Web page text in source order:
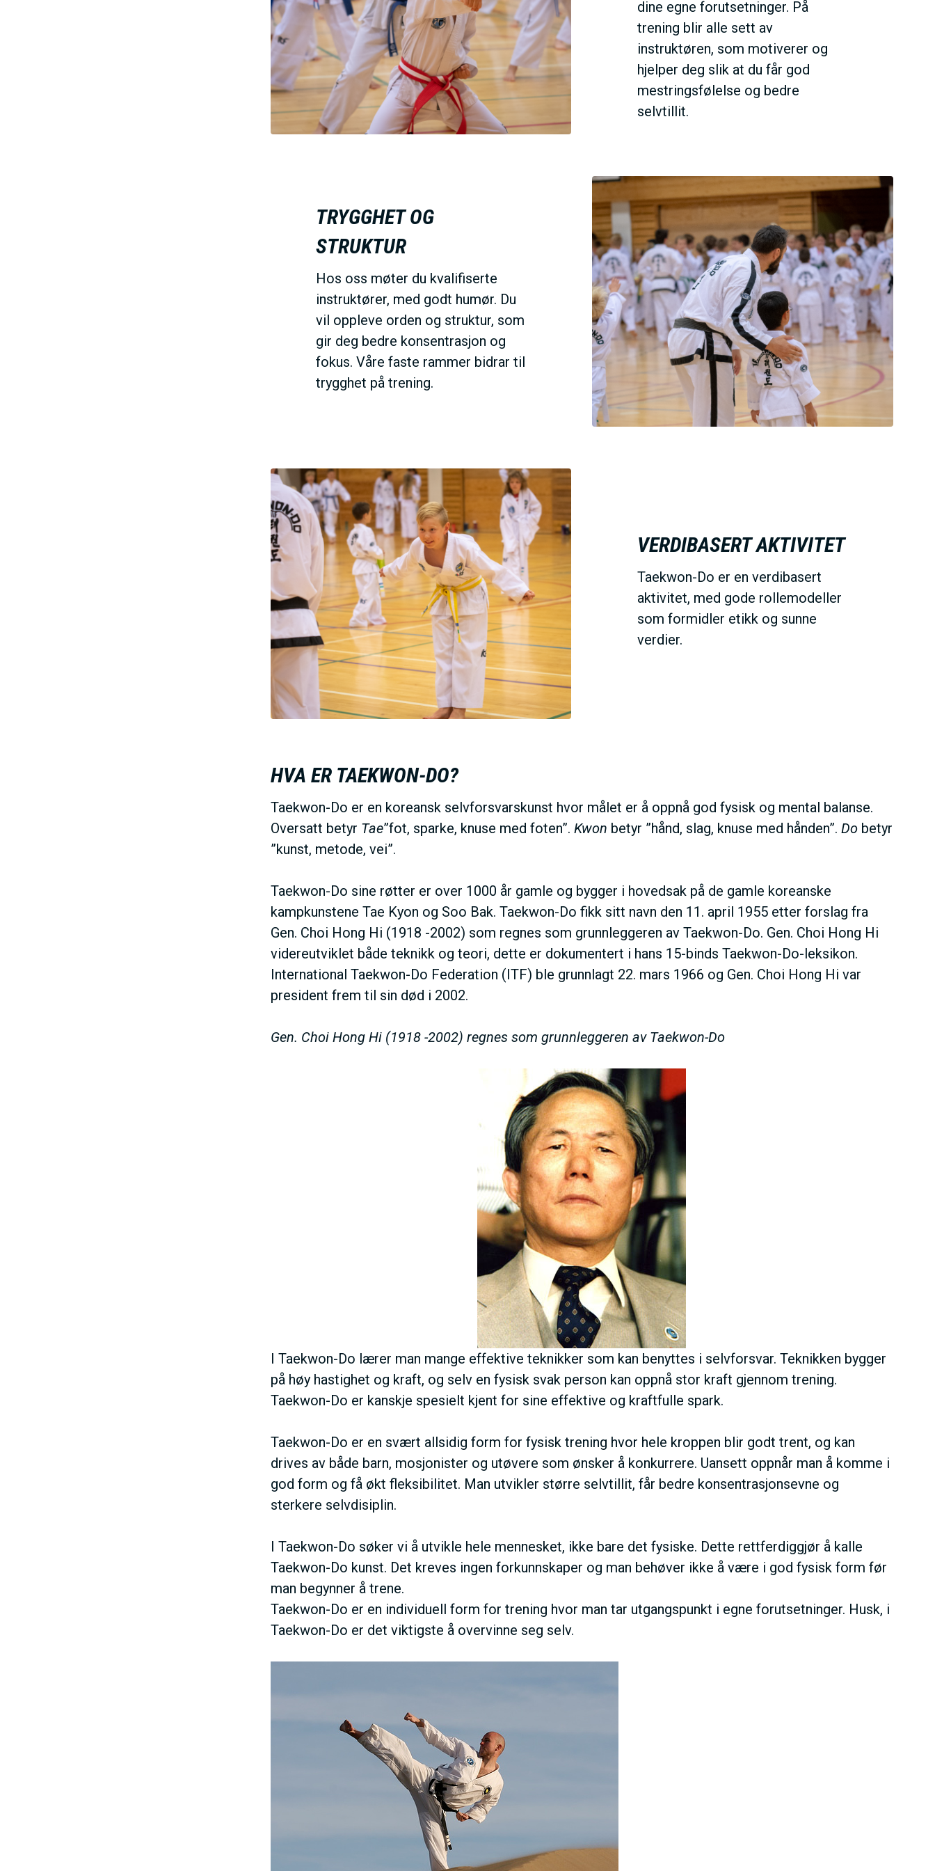
V
E
D
M
A
I
N
M
U
dine egne forutsetninger. På
trening blir alle sett av
instruktøren, som motiverer og
hjelper deg slik at du får god
mestringsfølelse og bedre
selvtillit.
TRYGGHET OG
STRUKTUR
Hos oss møter du kvalifiserte
instruktører, med godt humør. Du
vil oppleve orden og struktur, som
gir deg bedre konsentrasjon og
fokus. Våre faste rammer bidrar til
trygghet på trening.
VERDIBASERT AKTIVITET
Taekwon-Do er en verdibasert
aktivitet, med gode rollemodeller
som formidler etikk og sunne
verdier.
HVA ER TAEKWON-DO?
Taekwon-Do er en koreansk selvforsvarskunst hvor målet er å oppnå god fysisk og mental balanse.
Oversatt betyr Tae”fot, sparke, knuse med foten”. Kwon betyr ”hånd, slag, knuse med hånden”. Dobetyr
”kunst, metode, vei”.
Taekwon-Do sine røtter er over 1000 år gamle og bygger i hovedsak på de gamle koreanske
kampkunstene Tae Kyon og Soo Bak. Taekwon-Do fikk sitt navn den 11. april 1955 etter forslag fra
Gen. Choi Hong Hi (1918 -2002) som regnes som grunnleggeren av Taekwon-Do. Gen. Choi Hong Hi
videreutviklet både teknikk og teori, dette er dokumentert i hans 15-binds Taekwon-Do-leksikon.
International Taekwon-Do Federation (ITF) ble grunnlagt 22. mars 1966 og Gen. Choi Hong Hi var
president frem til sin død i 2002.
Gen. Choi Hong Hi (1918 -2002) regnes som grunnleggeren av Taekwon-Do
I Taekwon-Do lærer man mange effektive teknikker som kan benyttes i selvforsvar. Teknikken bygger
på høy hastighet og kraft, og selv en fysisk svak person kan oppnå stor kraft gjennom trening.
Taekwon-Do er kanskje spesielt kjent for sine effektive og kraftfulle spark.
Taekwon-Do er en svært allsidig form for fysisk trening hvor hele kroppen blir godt trent, og kan
drives av både barn, mosjonister og utøvere som ønsker å konkurrere. Uansett oppnår man å komme i
god form og få økt fleksibilitet. Man utvikler større selvtillit, får bedre konsentrasjonsevne og
sterkere selvdisiplin.
I Taekwon-Do søker vi å utvikle hele mennesket, ikke bare det fysiske. Dette rettferdiggjør å kalle
Taekwon-Do kunst. Det kreves ingen forkunnskaper og man behøver ikke å være i god fysisk form før
man begynner å trene.
Taekwon-Do er en individuell form for trening hvor man tar utgangspunkt i egne forutsetninger. Husk, i
Taekwon-Do er det viktigste å overvinne seg selv.